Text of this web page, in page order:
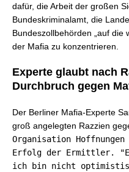
dafür, die Arbeit der großen
Bundeskriminalamt, die
Bundeszollbehörden „auf die
der Mafia zu konzentrieren.
Experte glaubt nach
Durchbruch gegen
Der Berliner Mafia-Experte
groß angelegten Razzien
Organisation
Erfolg der Ermittler.
ich bin nicht